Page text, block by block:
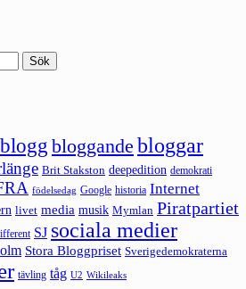
blogg bloggande bloggar
Brit Stakston deepedition demokrati
födelsedag Google historia Internet
livet media musik Mymlan Piratpartiet
SJ sociala medier
Stora Bloggpriset Sverigedemokraterna
tävling tåg U2 Wikileaks